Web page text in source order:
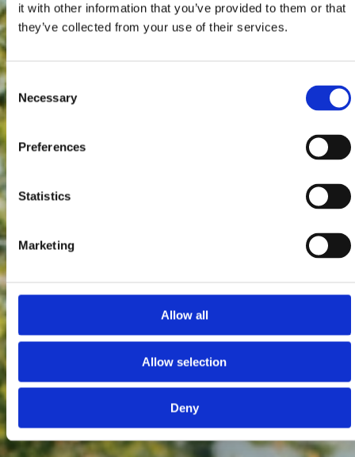
it with other information that you’ve provided to them or that
they’ve collected from your use of their services.
Consent
Selection
Necessary
Preferences
Statistics
Marketing
Allow all
Allow selection
Deny